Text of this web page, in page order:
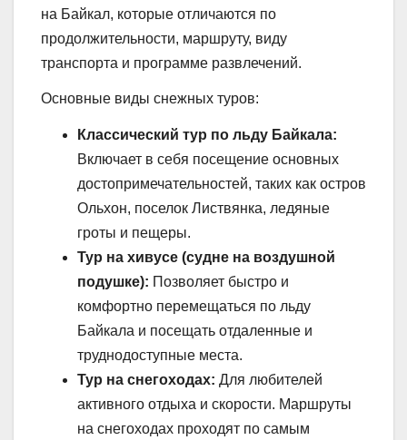
на Байкал, которые отличаются по
продолжительности, маршруту, виду
транспорта и программе развлечений.
Основные виды снежных туров:
Классический тур по льду Байкала:
Включает в себя посещение основных
достопримечательностей, таких как остров
Ольхон, поселок Листвянка, ледяные
гроты и пещеры.
Тур на хивусе (судне на воздушной
подушке): Позволяет быстро и
комфортно перемещаться по льду
Байкала и посещать отдаленные и
труднодоступные места.
Тур на снегоходах: Для любителей
активного отдыха и скорости. Маршруты
на снегоходах проходят по самым